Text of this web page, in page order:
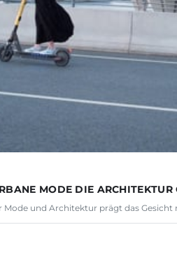
MODE DIE ARCHITEKTUR
Mode und Architektur prägt das